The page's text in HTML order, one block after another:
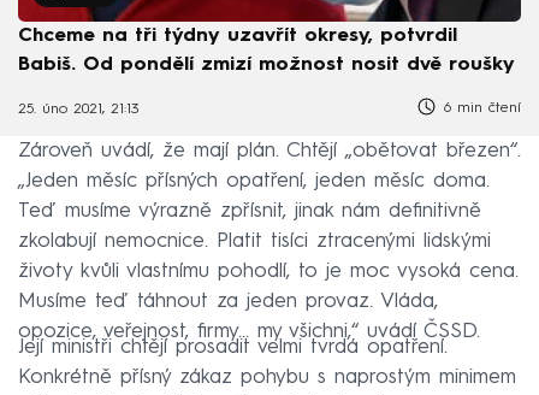
Chceme na tři týdny uzavřít okresy, potvrdil
Babiš. Od pondělí zmizí možnost nosit dvě roušky
25. úno 2021, 21:13 6 min čtení
Zároveň uvádí, že mají plán. Chtějí „obětovat březen“.
„Jeden měsíc přísných opatření, jeden měsíc doma.
Teď musíme výrazně zpřísnit, jinak nám definitivně
zkolabují nemocnice. Platit tisíci ztracenými lidskými
životy kvůli vlastnímu pohodlí, to je moc vysoká cena.
Musíme teď táhnout za jeden provaz. Vláda,
opozice, veřejnost, firmy… my všichni,“ uvádí ČSSD.
Její ministři chtějí prosadit velmi tvrdá opatření.
Konkrétně přísný zákaz pohybu s naprostým minimem